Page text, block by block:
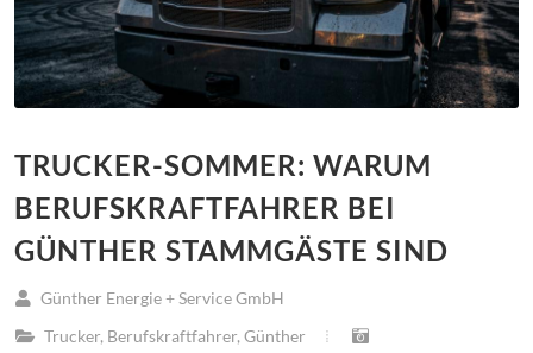
TRUCKER-SOMMER: WARUM
BERUFSKRAFTFAHRER BEI
GÜNTHER STAMMGÄSTE SIND
Günther Energie + Service GmbH
Trucker, Berufskraftfahrer, Günther